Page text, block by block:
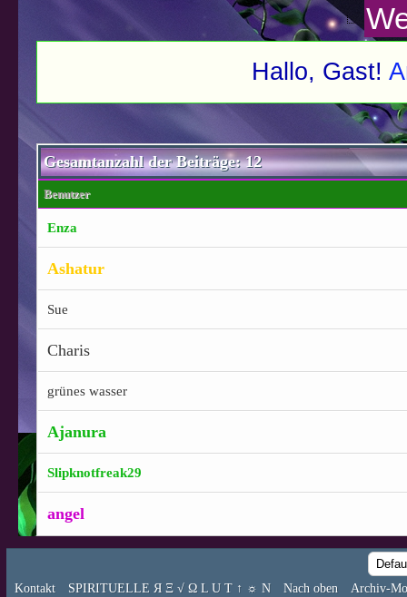
Hallo, Gast!
Gesamtanzahl der Beiträge: 12
Benutzer
Enza
Ashatur
Sue
Charis
grünes wasser
Ajanura
Slipknotfreak29
angel
Kontakt SPIRITUELLE Я Ξ √ Ω L U T ↑ ☼ N Nach oben Archiv-